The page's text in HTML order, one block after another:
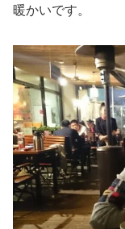
暖かいです。